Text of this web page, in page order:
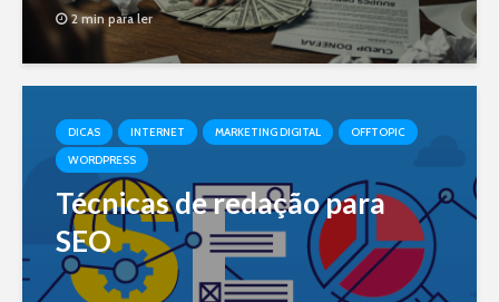
2 min para ler
DICAS INTERNET MARKETING DIGITAL
OFFTOPIC
WORDPRESS
Técnicas de redação para
SEO